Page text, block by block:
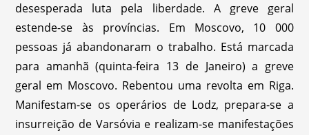
desesperada luta pela liberdade. A greve geral
estende-se às províncias. Em Moscovo, 10 000
pessoas já abandonaram o trabalho. Está marcada
para amanhã (quinta-feira 13 de Janeiro) a greve
geral em Moscovo. Rebentou uma revolta em Riga.
Manifestam-se os operários de Lodz, prepara-se a
insurreição de Varsóvia e realizam-se manifestações